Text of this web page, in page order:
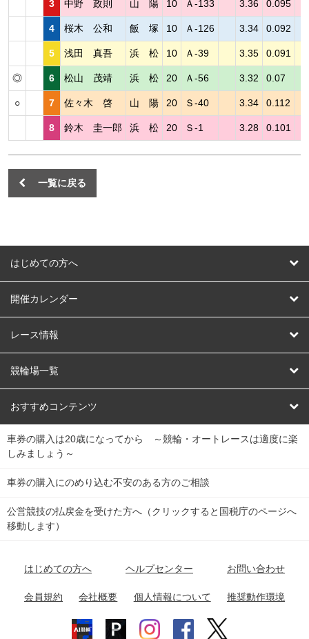
3 中野 政則 山 陽 10 Ａ-133 3.36 0.095
4 桜木 公和 飯 塚 10 Ａ-126 3.34 0.092
5 浅田 真吾 浜 松 10 Ａ-39 3.35 0.091
◎ 6 松山 茂靖 浜 松 20 Ａ-56 3.32 0.07
○ 7 佐々木 啓 山 陽 20 Ｓ-40 3.34 0.112
8 鈴木 圭一郎 浜 松 20 Ｓ-1 3.28 0.101
一覧に戻る
はじめての方へ
はじめての方へ
開催カレンダー
競輪
オートレース
競輪くじ
Dokanto!
チャリロトプラザ
レース情報
レース予想
レース結果
キャリーオーバー一覧
競輪場一覧
北日本 函館競輪場
関
東
弥彦競輪場 前橋競輪場 取手競輪場 宇都宮競輪場
関
東
小田原競輪場
名古屋競輪場 岐阜競輪場 大垣競輪場 豊橋競輪場
富山競輪場 松阪競輪場 四日市競輪場
福井競輪場 奈良競輪場 向日町競輪場
おすすめコンテンツ
競輪選手情報
Perfecta Navi
netkeirin
車券の購入は20歳になってから ～競輪・オートレースは適度に楽
しみましょう～
車券の購入にのめり込む不安のある方のご相談
公営競技の払戻金を受けた方へ（クリックすると国税庁のページへ
移動します）
はじめての方へ ヘルプセンター お問い合わせ
会員規約 会社概要 個人情報について 推奨動作環境